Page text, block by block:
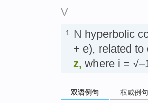
V
1. N hyperbolic
+ e), related
z, where i =
双语例句 权威例句